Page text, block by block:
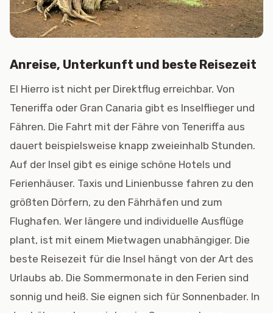
Anreise, Unterkunft und beste Reisezeit
El Hierro ist nicht per Direktflug erreichbar. Von
Teneriffa oder Gran Canaria gibt es Inselflieger und
Fähren. Die Fahrt mit der Fähre von Teneriffa aus
dauert beispielsweise knapp zweieinhalb Stunden.
Auf der Insel gibt es einige schöne Hotels und
Ferienhäuser. Taxis und Linienbusse fahren zu den
größten Dörfern, zu den Fährhäfen und zum
Flughafen. Wer längere und individuelle Ausflüge
plant, ist mit einem Mietwagen unabhängiger. Die
beste Reisezeit für die Insel hängt von der Art des
Urlaubs ab. Die Sommermonate in den Ferien sind
sonnig und heiß. Sie eignen sich für Sonnenbader. In